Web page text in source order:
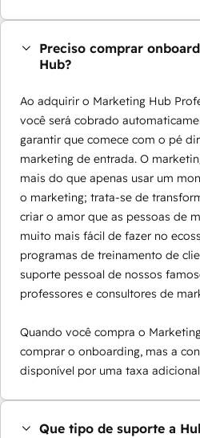
Preciso comprar
Hub?
Ao adquirir o Marketing Hub
você será cobrado
garantir que comece com o pé
marketing de entrada. O
mais do que apenas usar um
o marketing; trata-se de
criar o amor que as pessoas de
muito mais fácil de fazer no
programas de treinamento de
suporte pessoal de nossos
professores e consultores de
Quando você compra o
comprar o onboarding, mas a
disponível por uma taxa
Que tipo de suporte a